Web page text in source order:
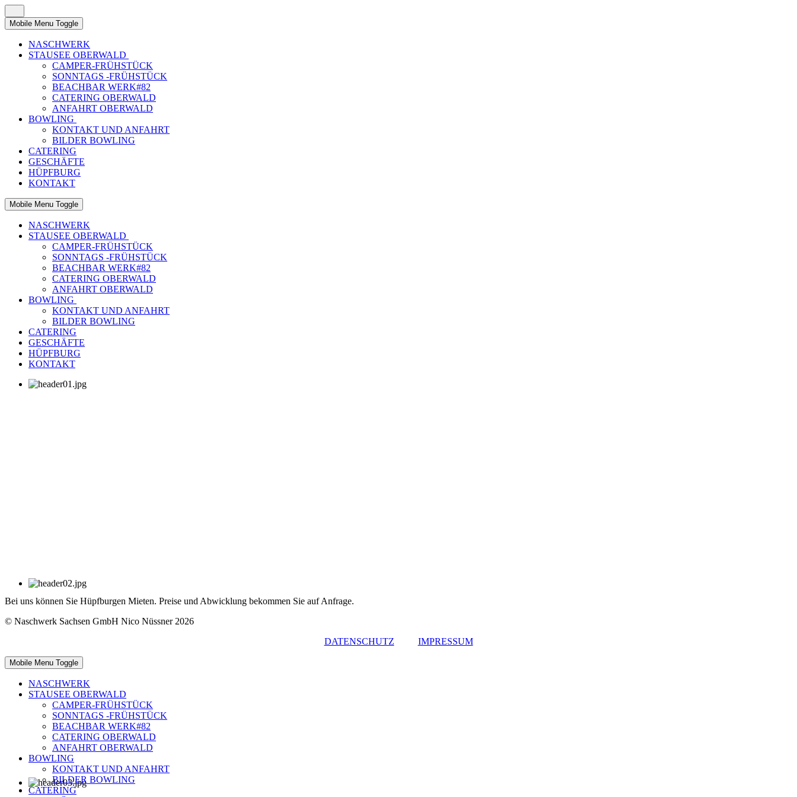
Mobile Menu Toggle
NASCHWERK
STAUSEE OBERWALD
CAMPER-FRÜHSTÜCK
SONNTAGS -FRÜHSTÜCK
BEACHBAR WERK#82
CATERING OBERWALD
ANFAHRT OBERWALD
BOWLING
KONTAKT UND ANFAHRT
BILDER BOWLING
CATERING
GESCHÄFTE
HÜPFBURG
KONTAKT
Mobile Menu Toggle
NASCHWERK
STAUSEE OBERWALD
CAMPER-FRÜHSTÜCK
SONNTAGS -FRÜHSTÜCK
BEACHBAR WERK#82
CATERING OBERWALD
ANFAHRT OBERWALD
BOWLING
KONTAKT UND ANFAHRT
BILDER BOWLING
CATERING
GESCHÄFTE
HÜPFBURG
KONTAKT
Bei uns können Sie Hüpfburgen Mieten. Preise und Abwicklung bekommen Sie auf Anfrage.
© Naschwerk Sachsen GmbH Nico Nüssner 2026
DATENSCHUTZ
IMPRESSUM
Mobile Menu Toggle
NASCHWERK
STAUSEE OBERWALD
CAMPER-FRÜHSTÜCK
SONNTAGS -FRÜHSTÜCK
BEACHBAR WERK#82
CATERING OBERWALD
ANFAHRT OBERWALD
BOWLING
KONTAKT UND ANFAHRT
BILDER BOWLING
CATERING